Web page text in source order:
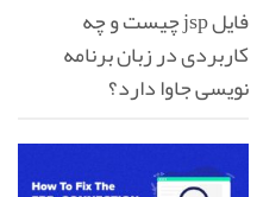
فایل jsp چیست و چه
کاربردی در زبان برنامه
نویسی جاوا دارد؟